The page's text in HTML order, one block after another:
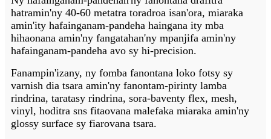
hatramin'ny 40-60 metatra toradroa isan'ora, miaraka
amin'ity hafainganam-pandeha haingana ity mba
hihaonana amin'ny fangatahan'ny mpanjifa amin'ny
hafainganam-pandeha avo sy hi-precision.
Fanampin'izany, ny fomba fanontana loko fotsy sy
varnish dia tsara amin'ny fanontam-pirinty lamba
rindrina, taratasy rindrina, sora-baventy flex, mesh,
vinyl, hoditra sns fitaovana malefaka miaraka amin'ny
glossy surface sy fiarovana tsara.